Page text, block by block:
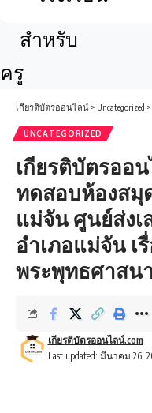
สำหรับ
ครู
เกียรติบัตรออนไลน์ > Uncategorized >
UNCATEGORIZED
เกียรติบัตรออ
ทดสอบห้องสมุ
แม่จัน ศูนย์ส่งเ
อำเภอแม่จัน เ
พระพุทธศาสน
Last updated: มีนาคม 26,
เกียรติบัตรออนไลน์.com